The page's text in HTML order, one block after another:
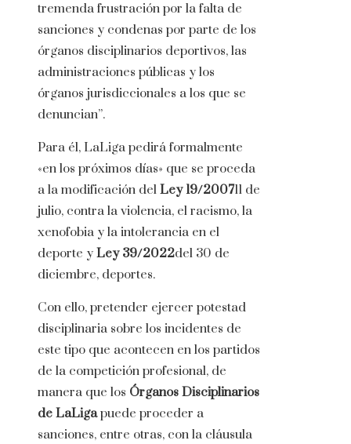
tremenda frustración por la falta de
sanciones y condenas por parte de los
órganos disciplinarios deportivos, las
administraciones públicas y los
órganos jurisdiccionales a los que se
denuncian”.
Para él, LaLiga pedirá formalmente
«en los próximos días» que se proceda
a la modificación del Ley 19/200711 de
julio, contra la violencia, el racismo, la
xenofobia y la intolerancia en el
deporte y Ley 39/2022del 30 de
diciembre, deportes.
Con ello, pretender ejercer potestad
disciplinaria sobre los incidentes de
este tipo que acontecen en los partidos
de la competición profesional, de
manera que los Órganos Disciplinarios
de LaLigapuede proceder a
sanciones, entre otras, con la cláusula